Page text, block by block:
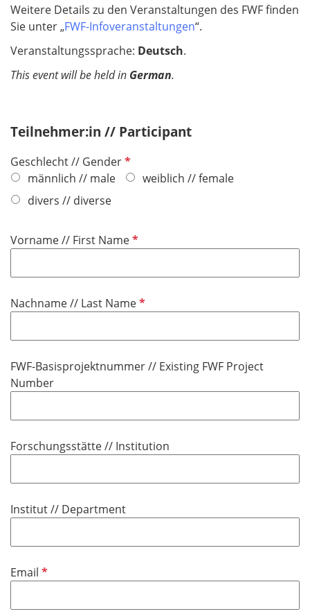
Weitere Details zu den Veranstaltungen des FWF finden
Sie unter „FWF-Infoveranstaltungen“.
Veranstaltungssprache: Deutsch.
This event will be held in German.
Teilnehmer:in // Participant
Geschlecht // GenderP
h
f
l
männlich // male
weiblich // female
divers // diverse
Vorname // First NameP
l
c
t
e
l
Nachname // Last NameP
l
c
f
l
FWF-Basisprojektnummer // Existing FWF Project
Number
Forschungsstätte // Institution
Institut // Department
Email P
l